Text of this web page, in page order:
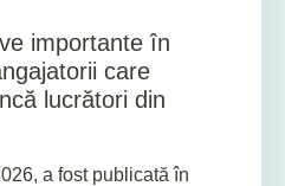
importante în
care
lucrători din
a fost publicată în